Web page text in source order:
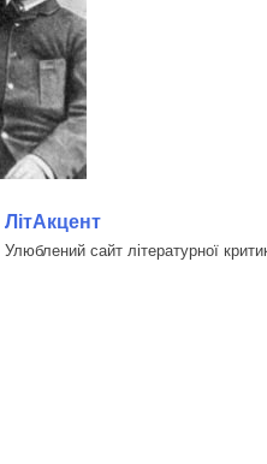
ЛітАкцент
Улюблений сайт літературної